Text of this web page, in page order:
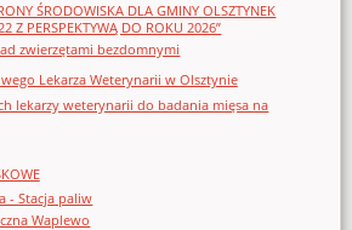
ŚRODOWISKA DLA GMINY OLSZTYNEK
Z PERSPEKTYWĄ DO ROKU 2026”
zwierzętami bezdomnymi
Lekarza Weterynarii w Olsztynie
lekarzy weterynarii do badania mięsa na
- Stacja paliw
Waplewo